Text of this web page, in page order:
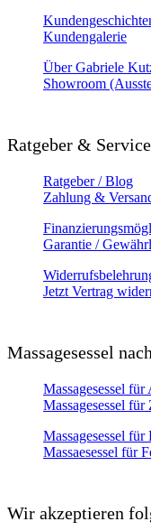
Kundengalerie
Über Gabriele
Showroom
Ratgeber & Service
Ratgeber / Blog
Zahlung &
Garantie /
Jetzt Vertrag
Massagesessel
Massagesessel für
Massagesessel für
Massagesessel
Massaesessel für
Wir akzeptieren